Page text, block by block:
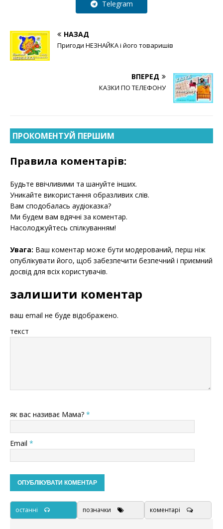
Telegram
НАЗАД
Пригоди НЕЗНАЙКА і його товаришів
ВПЕРЕД
КАЗКИ ПО ТЕЛЕФОНУ
ПРОКОМЕНТУЙ ПЕРШИМ
Правила коментарів:
Будьте ввічливими та шануйте інших.
Уникайте використання образливих слів.
Вам сподобалась аудіоказка?
Ми будем вам вдячні за коментар.
Насолоджуйтесь спілкуванням!
Увага: Ваш коментар може бути модерований, перш ніж
опублікувати його, щоб забезпечити безпечний і приємний
досвід для всіх користувачів.
залишити коментар
ваш email не буде відображено.
текст
як вас називає Мама? *
Email *
останні позначки коментарі